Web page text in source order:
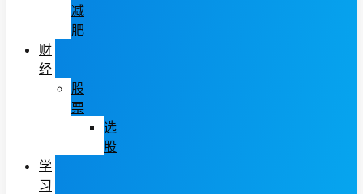
减
肥
财
经
股
票
选
股
学
习